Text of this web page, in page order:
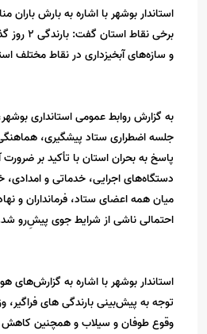
برخی
و سازه‌های آبخیزداری در نقاط مختلف
به گزارش روابط عمومی استانداری
جلسه اضطراری ستاد پیشگیری،
پاسخ به بحران استان با تأکید بر
دستگاه‌های اجرایی، خدماتی و
میان همه اعضای ستاد، فرمانداران و
احتمالی ناشی از شرایط جوی پیشِ‌رو
استاندار بوشهر با اشاره به گزارش‌های
توجه به پیش‌بینی بارندگی های
وقوع طوفان و سیلاب و همچنین کاهش